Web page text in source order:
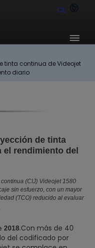
CL
tinta continua de Videojet
diario
de tinta
rendimiento del
(CIJ) Videojet 1580
sin esfuerzo, con un mayor
(TCO) reducido al evaluar
2018.Con más de 40
del codificado por